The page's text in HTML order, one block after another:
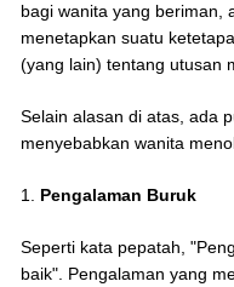
bagi wanita yang beriman,
menetapkan suatu
(yang lain) tentang utusan
Selain alasan di atas, ada
menyebabkan wanita
1. Pengalaman Buruk
Seperti kata pepatah,
baik". Pengalaman yang